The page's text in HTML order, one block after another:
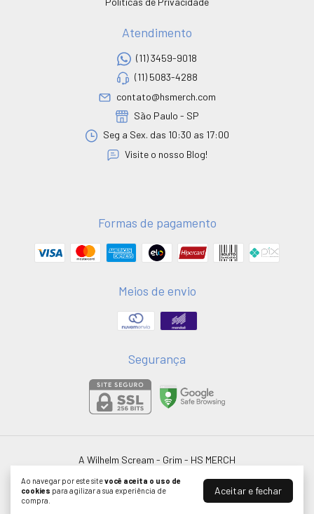
Ao navegar por este sitevocê aceita o uso de
cookies para agilizar a sua experiência de
compra.
Aceitar e fechar
Atendimento
(11) 3459-9018
(11) 5083-4288
contato@hsmerch.com
São Paulo - SP
Seg a Sex. das 10:30 as 17:00
Visite o nosso Blog!
Formas de pagamento
Meios de envio
Segurança
A Wilhelm Scream - Grim - HS MERCH